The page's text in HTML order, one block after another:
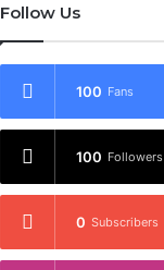
Follow Us
100 Fans
100 Followers
0 Subscribers